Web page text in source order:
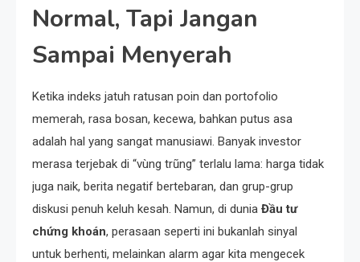
Normal, Tapi Jangan
Sampai Menyerah
Ketika indeks jatuh ratusan poin dan portofolio
memerah, rasa bosan, kecewa, bahkan putus asa
adalah hal yang sangat manusiawi. Banyak investor
merasa terjebak di “vùng trũng” terlalu lama: harga tidak
juga naik, berita negatif bertebaran, dan grup-grup
diskusi penuh keluh kesah. Namun, di dunia Đầu tư
chứng khoán, perasaan seperti ini bukanlah sinyal
untuk berhenti, melainkan alarm agar kita mengecek